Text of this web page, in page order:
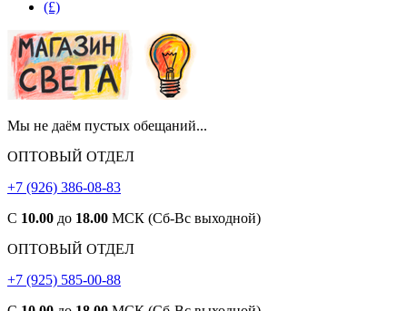
(£)
Мы не даём пустых обещаний...
ОПТОВЫЙ ОТДЕЛ
+7 (926) 386-08-83
С 10.00 до 18.00 МСК (Сб-Вс выходной)
ОПТОВЫЙ ОТДЕЛ
+7 (925) 585-00-88